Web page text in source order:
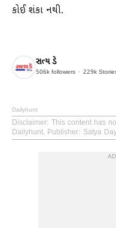
કોઈ શંકા નથી.
સત્ય ડે
506k followers 229k
Dailyhunt
Disclaimer: This content has
Dailyhunt. Publisher: Satya